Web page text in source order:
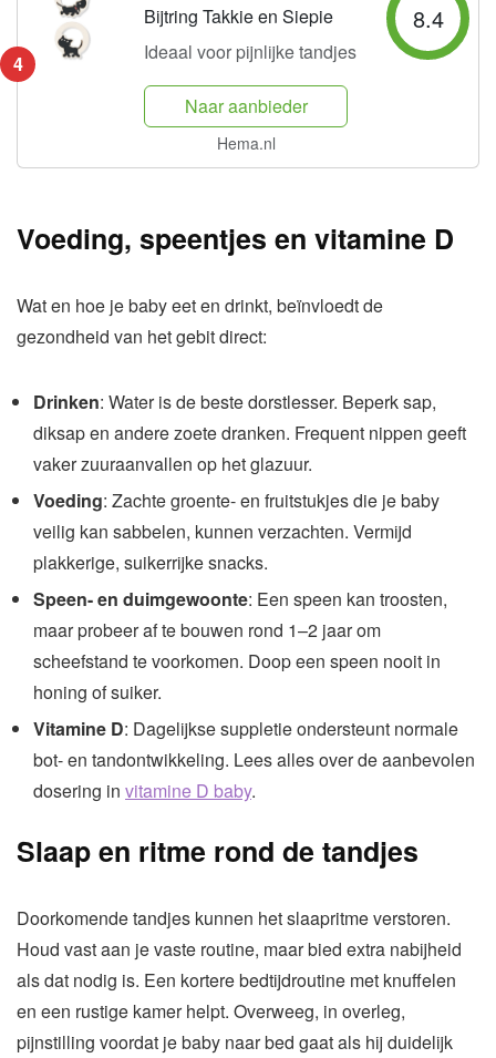
4
Bijtring Takkie en Siepie
Ideaal voor pijnlijke tandjes
8.4
Naar aanbieder
Hema.nl
Voeding, speentjes en vitamine D
Wat en hoe je baby eet en drinkt, beïnvloedt de
gezondheid van het gebit direct:
Drinken: Water is de beste dorstlesser. Beperk sap,
diksap en andere zoete dranken. Frequent nippen geeft
vaker zuuraanvallen op het glazuur.
Voeding: Zachte groente- en fruitstukjes die je baby
veilig kan sabbelen, kunnen verzachten. Vermijd
plakkerige, suikerrijke snacks.
Speen- en duimgewoonte: Een speen kan troosten,
maar probeer af te bouwen rond 1–2 jaar om
scheefstand te voorkomen. Doop een speen nooit in
honing of suiker.
Vitamine D: Dagelijkse suppletie ondersteunt normale
bot- en tandontwikkeling. Lees alles over de aanbevolen
dosering in vitamine D baby.
Slaap en ritme rond de tandjes
Doorkomende tandjes kunnen het slaapritme verstoren.
Houd vast aan je vaste routine, maar bied extra nabijheid
als dat nodig is. Een kortere bedtijdroutine met knuffelen
en een rustige kamer helpt. Overweeg, in overleg,
pijnstilling voordat je baby naar bed gaat als hij duidelijk